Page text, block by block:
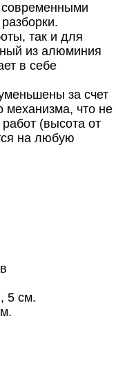
так и для
из алюминия
в себе
за счет
механизма, что не
(высота от
на любую
5 см.